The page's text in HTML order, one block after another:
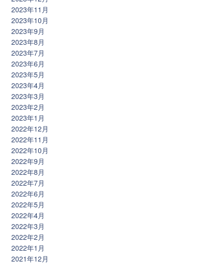
2023年11月
2023年10月
2023年9月
2023年8月
2023年7月
2023年6月
2023年5月
2023年4月
2023年3月
2023年2月
2023年1月
2022年12月
2022年11月
2022年10月
2022年9月
2022年8月
2022年7月
2022年6月
2022年5月
2022年4月
2022年3月
2022年2月
2022年1月
2021年12月